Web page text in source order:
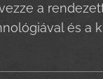
a
és a